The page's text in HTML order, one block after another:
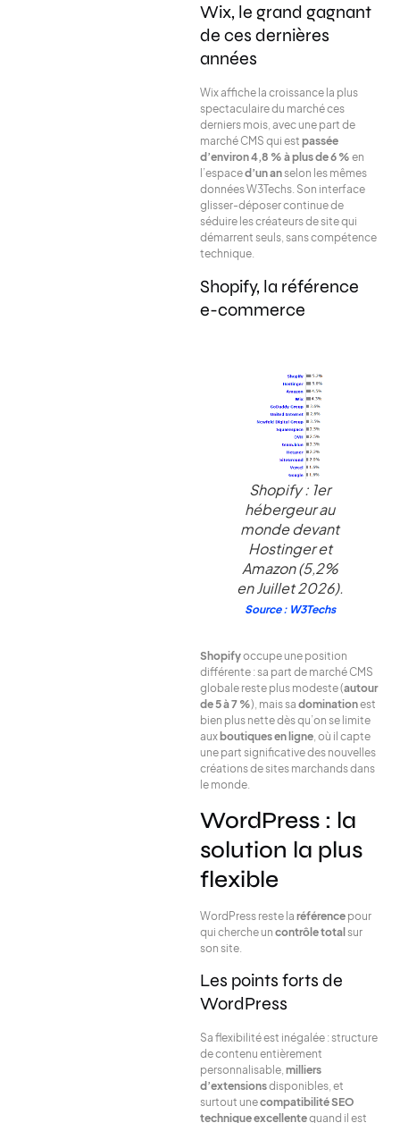
Wix, le grand gagnant
de ces dernières
années
Wix affiche la croissance la plus
spectaculaire du marché ces
derniers mois, avec une part de
marché CMS qui est passée
d’environ 4,8 % à plus de 6 % en
l’espaced’un anselon les mêmes
données W3Techs. Son interface
glisser-déposer continue de
séduire les créateurs de site qui
démarrent seuls, sans compétence
technique.
Shopify, la référence
e-commerce
Shopify : 1er
hébergeur au
monde devant
Hostinger et
Amazon (5,2%
en Juillet 2026).
Source : W3Techs
Shopifyoccupe une position
différente : sa part de marché CMS
globale reste plus modeste (autour
de 5 à 7 %), mais sa dominationest
bien plus nette dès qu’on se limite
auxboutiques en ligne , où il capte
une part significative des nouvelles
créations de sites marchands dans
le monde.
WordPress : la
solution la plus
flexible
WordPress reste la référence pour
qui cherche un contrôle total sur
son site.
Les points forts de
WordPress
Sa flexibilité est inégalée : structure
de contenu entièrement
personnalisable, milliers
d’extensionsdisponibles, et
surtout unecompatibilité SEO
technique excellentequand il est